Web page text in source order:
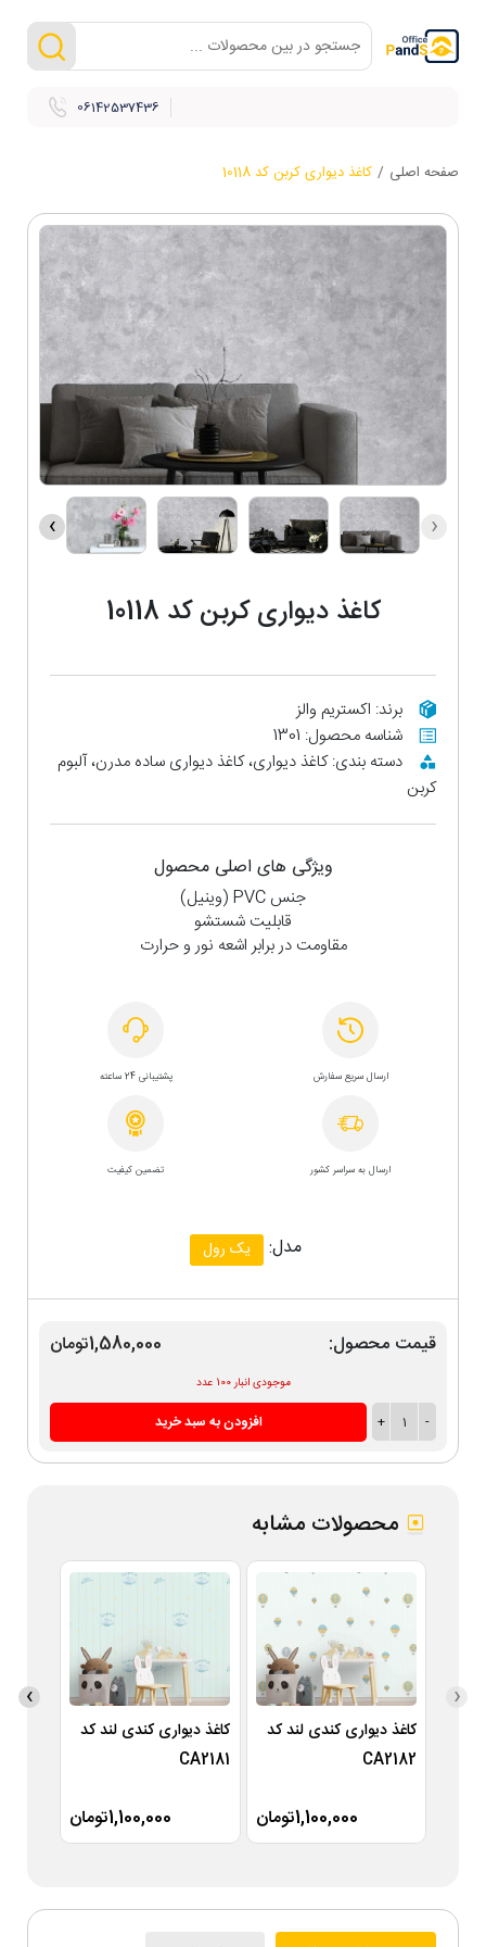
06142537436
صفحه اصلی / کاغذ دیواری کربن کد 10118
‹
›
کاغذ دیواری کربن کد 10118
برند: اکستریم والز
شناسه محصول: 1301
دسته بندی: کاغذ دیواری، کاغذ دیواری ساده مدرن، آلبوم
کربن
ویژگی های اصلی محصول
جنس PVC (وینیل)
قابلیت شستشو
مقاومت در برابر اشعه نور و حرارت
ارسال سریع سفارش پشتیبانی 24 ساعته
ارسال به سراسر کشور تضمین کیفیت
مدل: یک رول
قیمت محصول: 1,580,000تومان
موجودی انبار 100 عدد
-
1
+ افزودن به سبد خرید
محصولات مشابه
کاغذ دیواری کندی لند کد
CA2182
1,100,000تومان
کاغذ دیواری کندی لند کد
CA2181
1,100,000تومان
‹
›